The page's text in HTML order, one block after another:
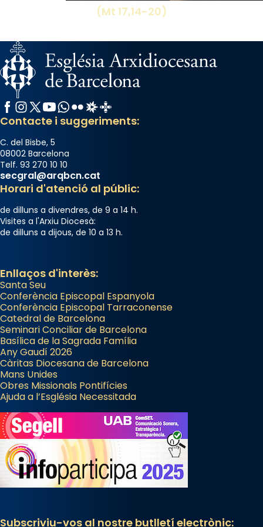
(Mt 17,14-20)
Facebook
Instagram
X / Twitter
YouTube
WhatsApp
FlickrRadio Estel
Catalunya Cristiana
Contacte i suggeriments:
C. del Bisbe, 5
08002 Barcelona
Telf. 93 270 10 10
secgral@arqbcn.cat
Horari d'atenció al públic:
de dilluns a divendres, de 9 a 14 h.
Visites a l'Arxiu Diocesà:
de dilluns a dijous, de 10 a 13 h.
Enllaços d'interès:
Santa Seu
Conferència Episcopal Espanyola
Conferència Episcopal Tarraconense
Catedral de Barcelona
Seminari Conciliar de Barcelona
Basílica de la Sagrada Família
Any Gaudí 2026
Càritas Diocesana de Barcelona
Mans Unides
Obres Missionals Pontifícies
Ajuda a l’Església Necessitada
Subscriviu-vos al nostre butlletí electrònic: